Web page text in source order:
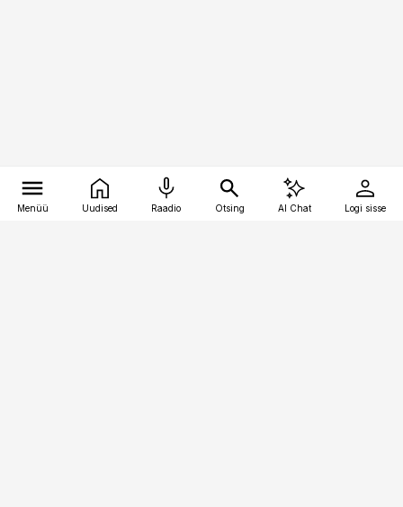
Menüü Uudised Raadio Otsing AI Chat Logi sisse